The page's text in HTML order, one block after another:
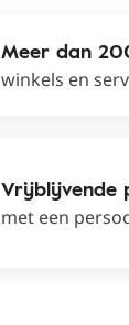
Meer dan
winkels en
Vrijblijvende
met een